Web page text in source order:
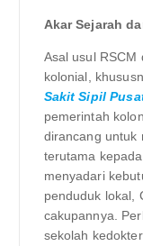
Akar Sejarah
Asal usul RSCM
kolonial,
Sakit Sipil
pemerintah
dirancang untuk
terutama
menyadari
penduduk lokal,
cakupannya.
sekolah